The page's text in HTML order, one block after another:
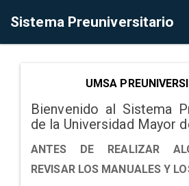
Sistema Preuniversitario
UMSA
Bienvenido al Sistema
de la Universidad Mayor
ANTES DE REALIZAR
REVISAR LOS MANUALES Y